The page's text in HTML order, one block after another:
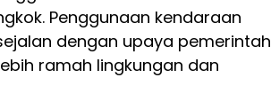
Penggunaan kendaraan
dengan upaya pemerintah
ramah lingkungan dan